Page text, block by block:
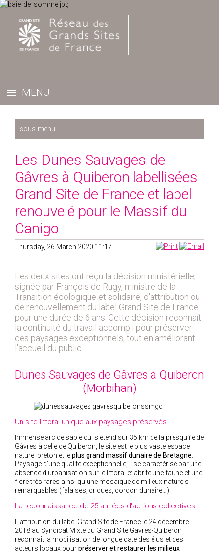
2025
2024
2023
2020
2021
2017
2016
2015
2014
2013
2010
2008
2007
2005
2004
Les Dunes Sauvages de
Gâvres à Quiberon labellisées
Grand Site de France et label
renouvelé pour le Massif du
Canigo
Thursday, 26 March 2020 11:17
Les deux sites ont reçu la décision ministérielle,
signée par François de Rugy, ministre de la
Transition écologique et solidaire, d'attribution ou
de renouvellement du label Grand Site de France
pour une durée de 6 ans. Cette décision reconnaît
la continuité du travail accompli pour préserver
ces paysages exceptionnels, tout en améliorant
l'accueil du public.
Dunes Sauvages de Gâvres à Quiberon
(Morbihan)
Un site littoral unique aux paysages préservés
Immense arc de sable qui s'étend sur 35 km de la presqu'île de
Gâvres à celle de Quiberon, le site est le plus vaste espace
naturel breton et leplus grand massif dunaire de Bretagne
Paysage d’une qualité exceptionnelle, il se caractérise par une
absence d'urbanisation sur le littoral et abrite une faune et une
flore très rares ainsi qu'une mosaïque de milieux naturels
remarquables (falaises, criques, cordon dunaire…).
La reconnaissance de 25 années d'actions collectives
L'attribution du label Grand Site de France le 24 décembre
2018 au Syndicat Mixte du Grand Site Gâvres-Quiberon
reconnaît la mobilisation de longue date des élus et des
acteurs locaux pourpréserver et restaurer les milieux